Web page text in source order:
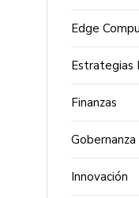
Edge
Estrategias
Finanzas
Innovación